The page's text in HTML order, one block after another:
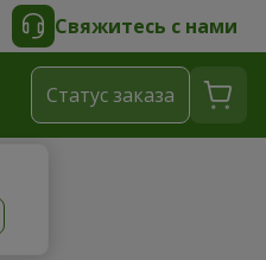
Свяжитесь с нами
Cтатус заказа